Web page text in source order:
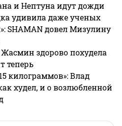
и Нептуна идут дожди
удивила даже ученых
SHAMAN довел Мизулину
здорово похудела
теперь
килограммов»: Влад
худел, и о возлюбленной